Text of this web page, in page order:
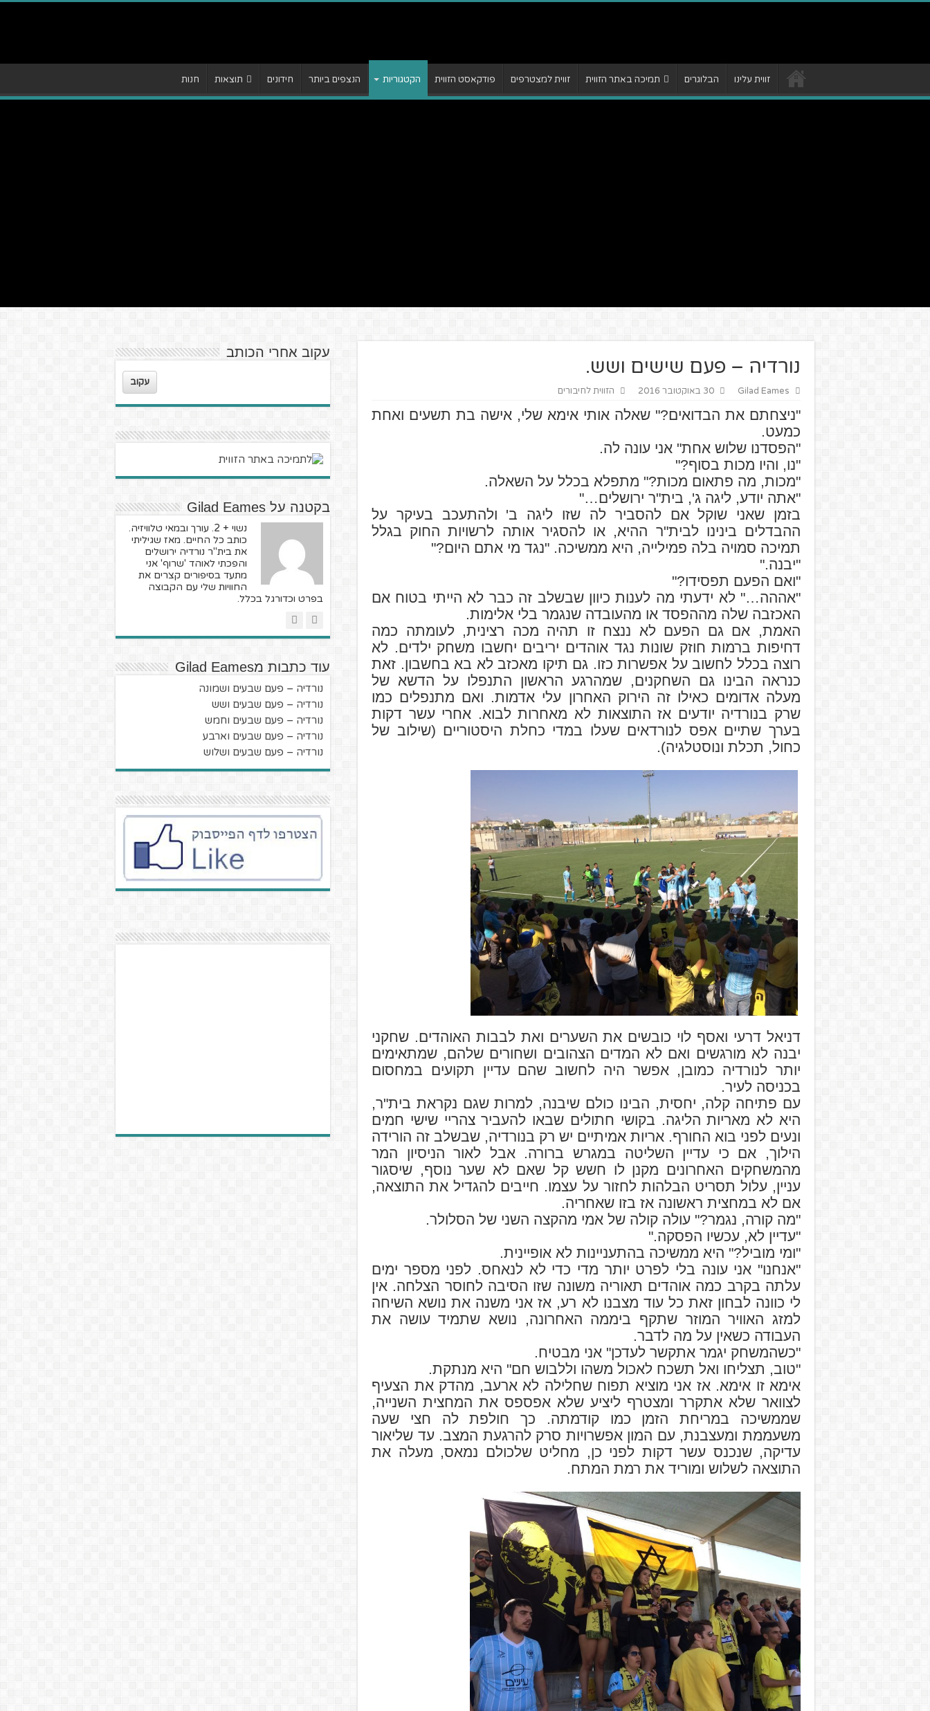
זווית עלינו הבלוגרים תמיכה באתר הזווית זווית למצטרפים פודקאסט הזווית הקטגוריות הנצפים ביותר חידונים תוצאות חנות
נורדיה – פעם שישים ושש.
Gilad Eames 30 באוקטובר 2016 הזווית לחיבורים
"ניצחתם את הבדואים?" שאלה אותי אימא שלי, אישה בת תשעים ואחת
כמעט.
"הפסדנו שלוש אחת" אני עונה לה.
"נו, והיו מכות בסוף?"
"מכות, מה פתאום מכות?" מתפלא בכלל על השאלה.
"אתה יודע, ליגה ג', בית"ר ירושלים…"
בזמן שאני שוקל אם להסביר לה שזו ליגה ב' ולהתעכב בעיקר על
ההבדלים בינינו לבית"ר ההיא, או להסגיר אותה לרשויות החוק בגלל
תמיכה סמויה בלה פמילייה, היא ממשיכה. "נגד מי אתם היום?"
"יבנה."
"ואם הפעם תפסידו?"
"אההה…" לא ידעתי מה לענות כיוון שבשלב זה כבר לא הייתי בטוח אם
האכזבה שלה מההפסד או מהעובדה שנגמר בלי אלימות.
האמת, אם גם הפעם לא ננצח זו תהיה מכה רצינית, לעומתה כמה
דחיפות ברמות חוזק שונות נגד אוהדים יריבים יחשבו משחק ילדים. לא
רוצה בכלל לחשוב על אפשרות כזו. גם תיקו מאכזב לא בא בחשבון. זאת
כנראה הבינו גם השחקנים, שמהרגע הראשון התנפלו על הדשא של
מעלה אדומים כאילו זה הירוק האחרון עלי אדמות. ואם מתנפלים כמו
שרק בנורדיה יודעים אז התוצאות לא מאחרות לבוא. אחרי עשר דקות
בערך שתיים אפס לנורדאים שעלו במדי כחלת היסטוריים (שילוב של
כחול, תכלת ונוסטלגיה).
דניאל דרעי ואסף לוי כובשים את השערים ואת לבבות האוהדים. שחקני
יבנה לא מורגשים ואם לא המדים הצהובים ושחורים שלהם, שמתאימים
יותר לנורדיה כמובן, אפשר היה לחשוב שהם עדיין תקועים במחסום
בכניסה לעיר.
עם פתיחה קלה, יחסית, הבינו כולם שיבנה, למרות שגם נקראת בית"ר,
היא לא מאריות הליגה. בקושי חתולים שבאו להעביר צהריי שישי חמים
ונעים לפני בוא החורף. אריות אמיתיים יש רק בנורדיה, שבשלב זה הורידה
הילוך, אם כי עדיין השליטה במגרש ברורה. אבל לאור הניסיון המר
מהמשחקים האחרונים מקנן לו חשש קל שאם לא שער נוסף, שיסגור
עניין, עלול תסריט הבלהות לחזור על עצמו. חייבים להגדיל את התוצאה,
אם לא במחצית ראשונה אז בזו שאחריה.
"מה קורה, נגמר?" עולה קולה של אמי מהקצה השני של הסלולר.
"עדיין לא, עכשיו הפסקה."
"ומי מוביל?" היא ממשיכה בהתעניינות לא אופיינית.
"אנחנו" אני עונה בלי לפרט יותר מדי כדי לא לנאחס. לפני מספר ימים
עלתה בקרב כמה אוהדים תאוריה משונה שזו הסיבה לחוסר הצלחה. אין
לי כוונה לבחון זאת כל עוד מצבנו לא רע, אז אני משנה את נושא השיחה
למזג האוויר המוזר שתקף ביממה האחרונה, נושא שתמיד עושה את
העבודה כשאין על מה לדבר.
"כשהמשחק יגמר אתקשר לעדכן" אני מבטיח.
"טוב, תצליחו ואל תשכח לאכול משהו וללבוש חם" היא מנתקת.
אימא זו אימא. אז אני מוציא תפוח שחלילה לא ארעב, מהדק את הצעיף
לצוואר שלא אתקרר ומצטרף ליציע שלא אפספס את המחצית השנייה,
שממשיכה במריחת הזמן כמו קודמתה. כך חולפת לה חצי שעה
משעממת ומעצבנת, עם המון אפשרויות סרק להרגעת המצב. עד שליאור
עדיקה, שנכנס עשר דקות לפני כן, מחליט שלכולם נמאס, מעלה את
התוצאה לשלוש ומוריד את רמת המתח.
עקוב אחרי הכותב
עקוב
בקטנה על Gilad Eames
נשוי + 2. עורך ובמאי טלוויזיה.
כותב כל החיים. מאז שגיליתי
את בית"ר נורדיה ירושלים
והפכתי לאוהד 'שרוף' אני
מתעד בסיפורים קצרים את
החוויות שלי עם הקבוצה
בפרט וכדורגל בכלל.
עוד כתבות מGilad Eames
נורדיה – פעם שבעים ושמונה
נורדיה – פעם שבעים ושש
נורדיה – פעם שבעים וחמש
נורדיה – פעם שבעים וארבע
נורדיה – פעם שבעים ושלוש